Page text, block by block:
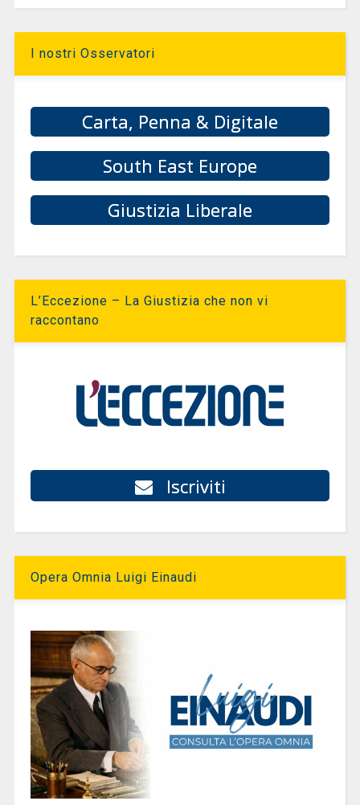
I nostri Osservatori
Carta, Penna & Digitale
South East Europe
Giustizia Liberale
L’Eccezione – La Giustizia che non vi
raccontano
Iscriviti
Opera Omnia Luigi Einaudi